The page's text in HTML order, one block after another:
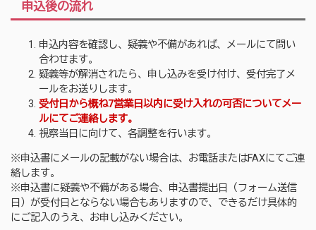
申込後の流れ
申込内容を確認し、疑義や不備があれば、メールにて問い
合わせます。
疑義等が解消されたら、申し込みを受け付け、受付完了メ
ールをお送りします。
受付日から概ね7営業日以内に受け入れの可否についてメー
ルにてご連絡します。
視察当日に向けて、各調整を行います。
※申込書にメールの記載がない場合は、お電話またはFAXにてご連
絡します。
※申込書に疑義や不備がある場合、申込書提出日（フォーム送信
日）が受付日とならない場合もありますので、できるだけ具体的
にご記入のうえ、お申し込みください。